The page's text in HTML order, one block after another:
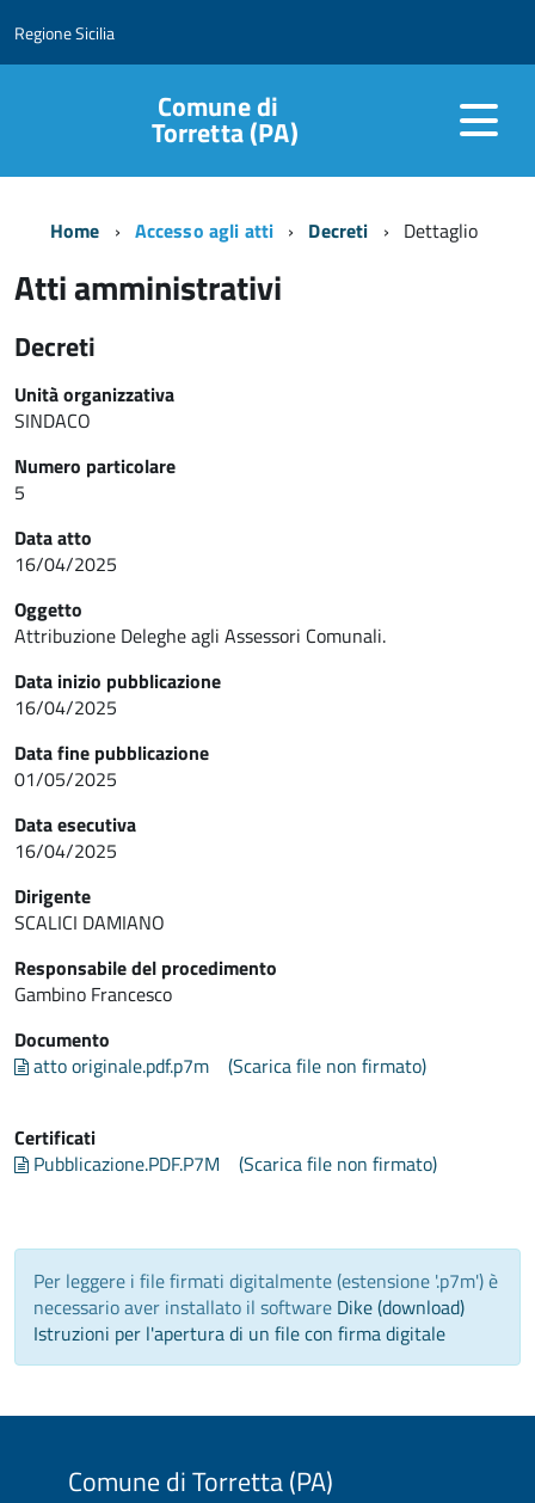
Regione Sicilia
Comune di
Torretta (PA)
Home Accesso agli atti Decreti Dettaglio
Atti amministrativi
Decreti
Unità organizzativa
SINDACO
Numero particolare
5
Data atto
16/04/2025
Oggetto
Attribuzione Deleghe agli Assessori Comunali.
Data inizio pubblicazione
16/04/2025
Data fine pubblicazione
01/05/2025
Data esecutiva
16/04/2025
Dirigente
SCALICI DAMIANO
Responsabile del procedimento
Gambino Francesco
Documento
atto originale.pdf.p7m
(Scarica file non firmato)
Certificati
Pubblicazione.PDF.P7M
(Scarica file non firmato)
Per leggere i file firmati digitalmente (estensione '.p7m') è
necessario aver installato il software Dike (download)
Istruzioni per l'apertura di un file con firma digitale
Comune di Torretta (PA)